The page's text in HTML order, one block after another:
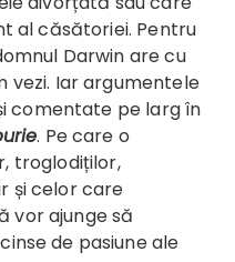
al căsătoriei. Pentru
Darwin are cu
vezi. Iar argumentele
comentate pe larg în
. Pe care o
troglodiților,
și celor care
vor ajunge să
de pasiune ale